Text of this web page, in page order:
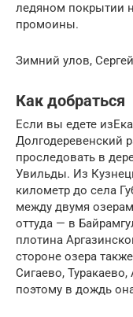
ледяном покрытии
промоины.
Зимний улов,
Как добраться
Если вы едете
Долгодеревенский
проследовать в
Увильды. Из
километр до села
между двумя
оттуда — в
плотина
стороне озера
Сигаево,
поэтому в дождь